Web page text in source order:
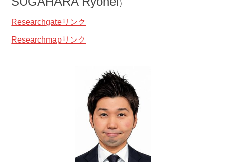
）
Researchgateリンク
Researchmapリンク